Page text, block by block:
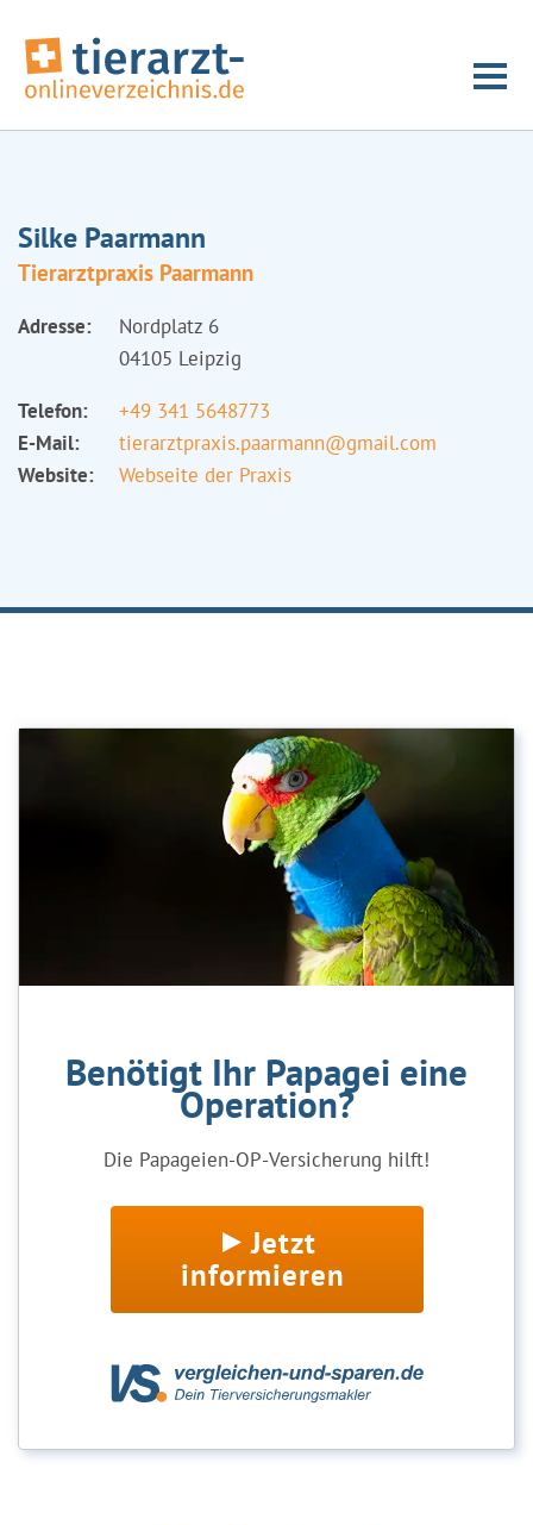
Silke Paarmann
Tierarztpraxis Paarmann
Adresse:
Nordplatz 6
04105 Leipzig
Telefon:
+49 341 5648773
E-Mail:
tierarztpraxis.paarmann@gmail.com
Website:
Webseite der Praxis
Benötigt Ihr Papagei eine
Operation?
Die Papageien-OP-Versicherung hilft!
Jetzt
informieren